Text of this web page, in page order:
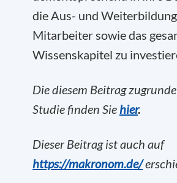
die Aus- und
Mitarbeiter sowie das
Wissenskapitel zu
Die diesem Beitrag
Studie finden Sie hier.
Dieser Beitrag ist auch auf
https://makronom.de/